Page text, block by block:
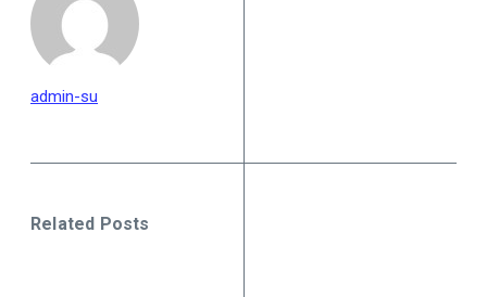
admin-su
Related Posts